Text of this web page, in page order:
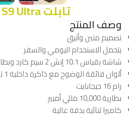
تابلت S9 Ultra المثالي
وصف المنتج
تصميم متين وأنيق
يتحمل الاستخدام اليومي والسفر
شاشة بقياس 10.1 إنش 2 سيم كارد وبطاقة ذاكرة
ألوان فائقة الوضوح مع ذاكرة داخلية 1 تيرابايت
رام 16 جيجابايت
بطارية 10,000 مللي أمبير
كاميرا ثنائية بدقة عالية